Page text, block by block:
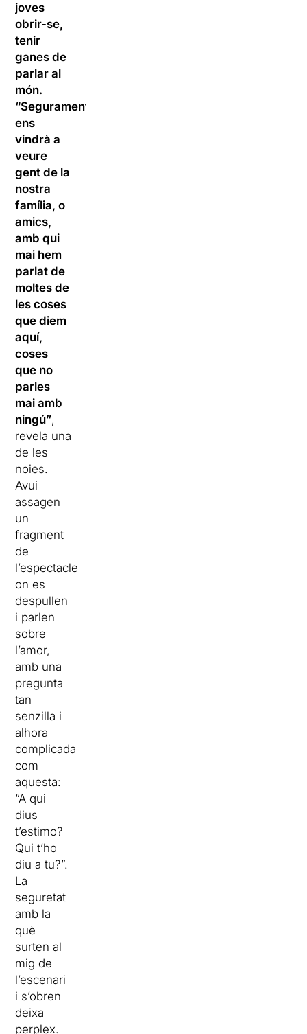
joves
obrir-se,
tenir
ganes de
parlar al
món.
“Segurament
ens
vindrà a
veure
gent de la
nostra
família, o
amics,
amb qui
mai hem
parlat de
moltes de
les coses
que diem
aquí,
coses
que no
parles
mai amb
ningú”,
revela una
de les
noies.
Avui
assagen
un
fragment
de
l’espectacle
on es
despullen
i parlen
sobre
l’amor,
amb una
pregunta
tan
senzilla i
alhora
complicada
com
aquesta:
“A qui
dius
t’estimo?
Qui t’ho
diu a tu?”.
La
seguretat
amb la
què
surten al
mig de
l’escenari
i s’obren
deixa
perplex.